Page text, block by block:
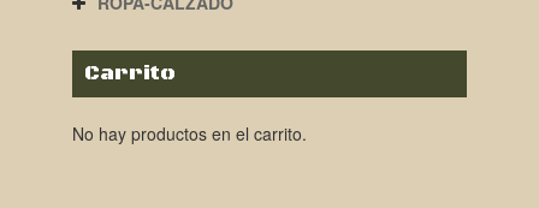
Carrito
No hay productos en el carrito.